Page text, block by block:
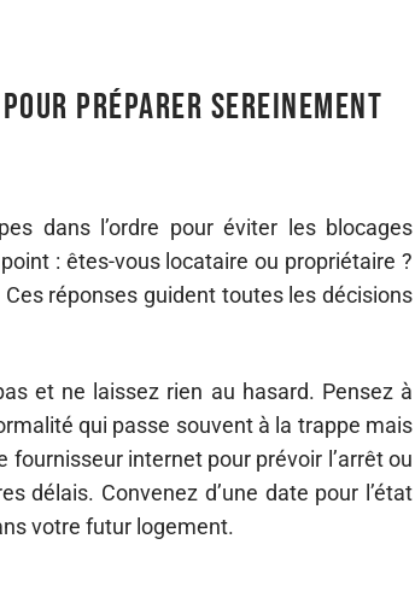
pour préparer sereinement
dans l’ordre pour éviter les blocages
: êtes-vous locataire ou propriétaire ?
réponses guident toutes les décisions
et ne laissez rien au hasard. Pensez à
qui passe souvent à la trappe mais
internet pour prévoir l’arrêt ou
délais. Convenez d’une date pour l’état
votre futur logement.